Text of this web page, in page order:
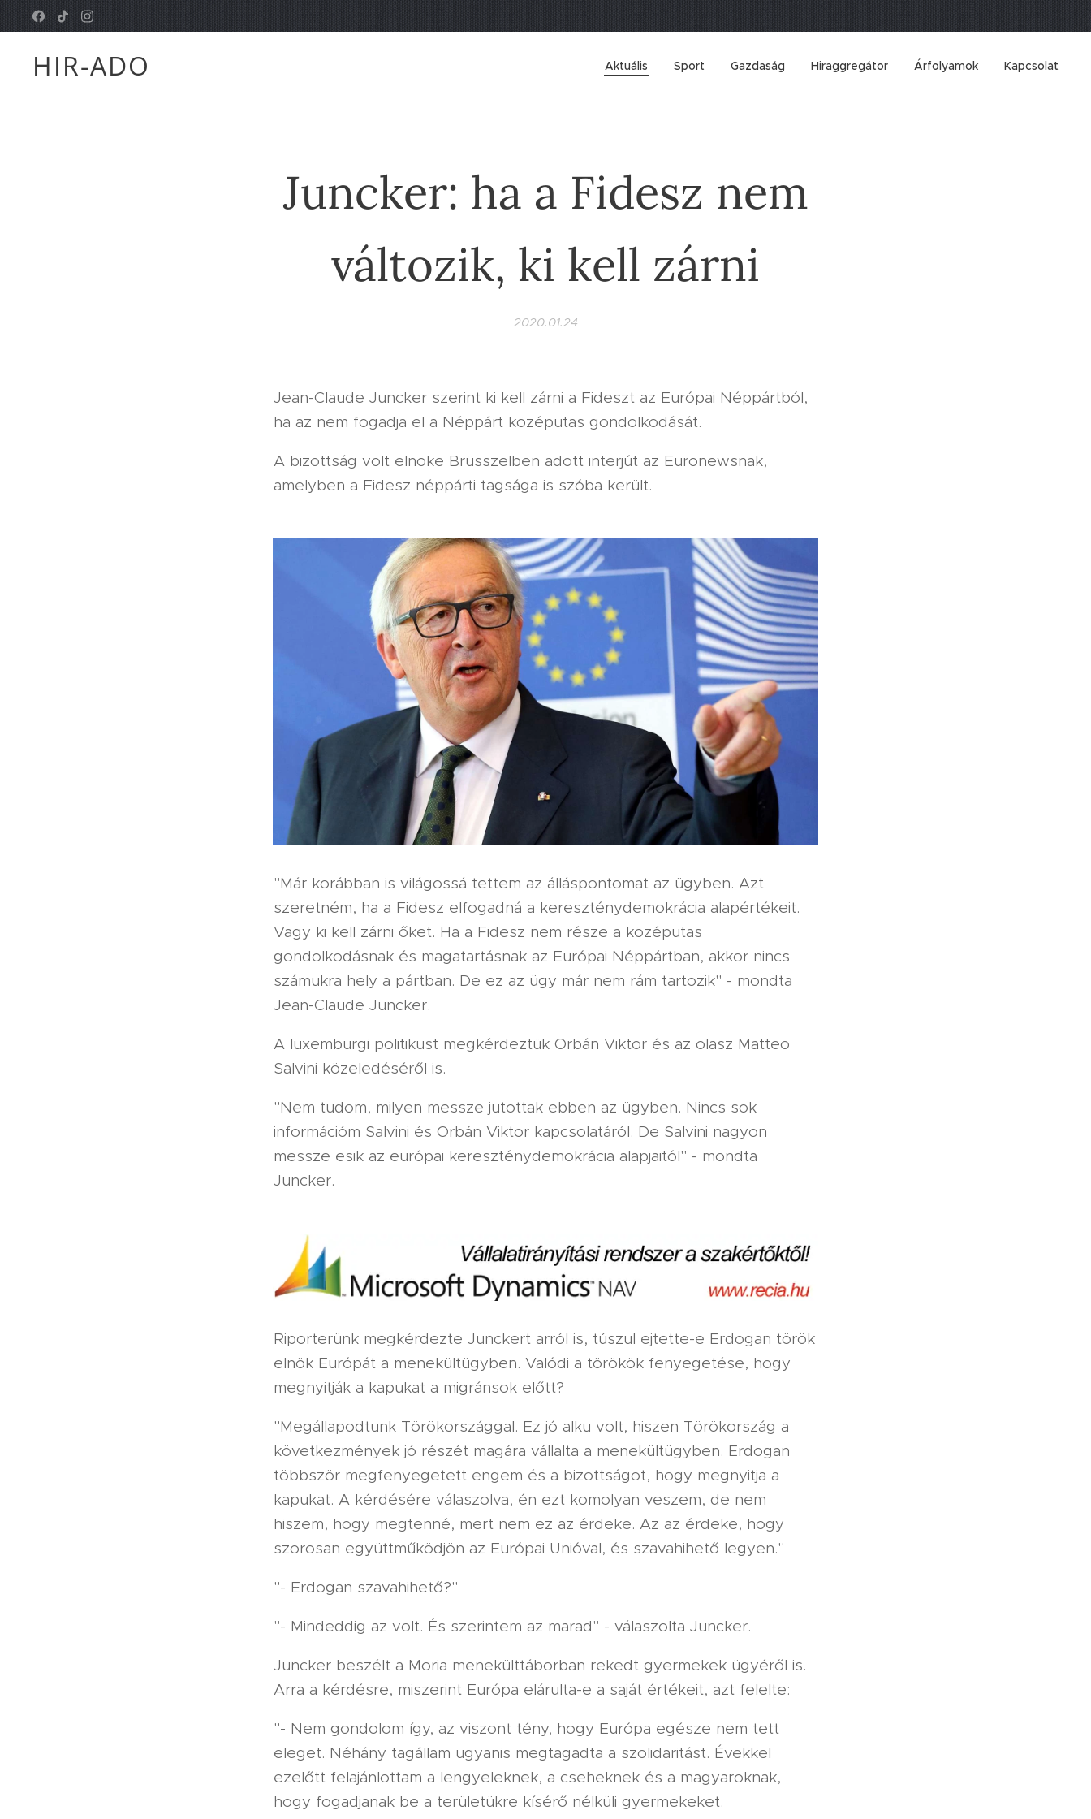
HIR-ADO Aktuális Sport Gazdaság Hiraggregátor Árfolyamok Kapcsolat
Juncker: ha a Fidesz nem
változik, ki kell zárni
2020.01.24
Jean-Claude Juncker szerint ki kell zárni a Fideszt az Európai Néppártból,
ha az nem fogadja el a Néppárt középutas gondolkodását.
A bizottság volt elnöke Brüsszelben adott interjút az Euronewsnak,
amelyben a Fidesz néppárti tagsága is szóba került.
"Már korábban is világossá tettem az álláspontomat az ügyben. Azt
szeretném, ha a Fidesz elfogadná a kereszténydemokrácia alapértékeit.
Vagy ki kell zárni őket. Ha a Fidesz nem része a középutas
gondolkodásnak és magatartásnak az Európai Néppártban, akkor nincs
számukra hely a pártban. De ez az ügy már nem rám tartozik" - mondta
Jean-Claude Juncker.
A luxemburgi politikust megkérdeztük Orbán Viktor és az olasz Matteo
Salvini közeledéséről is.
"Nem tudom, milyen messze jutottak ebben az ügyben. Nincs sok
információm Salvini és Orbán Viktor kapcsolatáról. De Salvini nagyon
messze esik az európai kereszténydemokrácia alapjaitól" - mondta
Juncker.
Riporterünk megkérdezte Junckert arról is, túszul ejtette-e Erdogan török
elnök Európát a menekültügyben. Valódi a törökök fenyegetése, hogy
megnyitják a kapukat a migránsok előtt?
"Megállapodtunk Törökországgal. Ez jó alku volt, hiszen Törökország a
következmények jó részét magára vállalta a menekültügyben. Erdogan
többször megfenyegetett engem és a bizottságot, hogy megnyitja a
kapukat. A kérdésére válaszolva, én ezt komolyan veszem, de nem
hiszem, hogy megtenné, mert nem ez az érdeke. Az az érdeke, hogy
szorosan együttműködjön az Európai Unióval, és szavahihető legyen."
"- Erdogan szavahihető?"
"- Mindeddig az volt. És szerintem az marad" - válaszolta Juncker.
Juncker beszélt a Moria menekülttáborban rekedt gyermekek ügyéről is.
Arra a kérdésre, miszerint Európa elárulta-e a saját értékeit, azt felelte:
"- Nem gondolom így, az viszont tény, hogy Európa egésze nem tett
eleget. Néhány tagállam ugyanis megtagadta a szolidaritást. Évekkel
ezelőtt felajánlottam a lengyeleknek, a cseheknek és a magyaroknak,
hogy fogadjanak be a területükre kísérő nélküli gyermekeket.